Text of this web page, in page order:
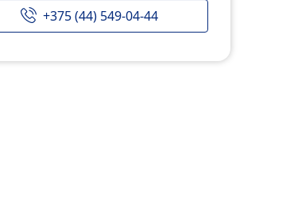
+375 (44) 549-04-44